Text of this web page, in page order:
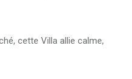
cette Villa allie calme,